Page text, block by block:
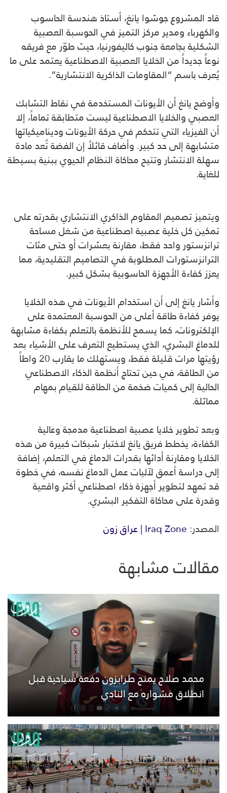
قاد المشروع جوشوا يانغ، أستاذ هندسة الحاسوب
والكهرباء ومدير مركز التميز في الحوسبة العصبية
الشكلية بجامعة جنوب كاليفورنيا، حيث طوّر مع فريقه
نوعاً جديداً من الخلايا العصبية الاصطناعية يعتمد على ما
يُعرف باسم “المقاومات الذاكرية الانتشارية”.
وأوضح يانغ أن الأيونات المستخدمة في نقاط التشابك
العصبي والخلايا الاصطناعية ليست متطابقة تماماً، إلا
أن الفيزياء التي تتحكم في حركة الأيونات وديناميكياتها
متشابهة إلى حد كبير. وأضاف قائلاً إن الفضة تُعد مادة
سهلة الانتشار وتتيح محاكاة النظام الحيوي ببنية بسيطة
للغاية.
ويتميز تصميم المقاوم الذاكري الانتشاري بقدرته على
تمكين كل خلية عصبية اصطناعية من شغل مساحة
ترانزستور واحد فقط، مقارنة بعشرات أو حتى مئات
الترانزستورات المطلوبة في التصاميم التقليدية، مما
يعزز كفاءة الأجهزة الحاسوبية بشكل كبير.
وأشار يانغ إلى أن استخدام الأيونات في هذه الخلايا
يوفر كفاءة طاقة أعلى من الحوسبة المعتمدة على
الإلكترونات، كما يسمح للأنظمة بالتعلم بكفاءة مشابهة
للدماغ البشري، الذي يستطيع التعرف على الأشياء بعد
رؤيتها مرات قليلة فقط، ويستهلك ما يقارب 20 واطاً
من الطاقة، في حين تحتاج أنظمة الذكاء الاصطناعي
الحالية إلى كميات ضخمة من الطاقة للقيام بمهام
مماثلة.
وبعد تطوير خلايا عصبية اصطناعية مدمجة وعالية
الكفاءة، يخطط فريق يانغ لاختبار شبكات كبيرة من هذه
الخلايا ومقارنة أدائها بقدرات الدماغ في التعلم، إضافة
إلى دراسة أعمق لآليات عمل الدماغ نفسه، في خطوة
قد تمهد لتطوير أجهزة ذكاء اصطناعي أكثر واقعية
وقدرة على محاكاة التفكير البشري.
المصدر:Iraq Zone | عراق زون
مقالات مشابهة
محمد صلاح يمنح طرابزون دفعة سياحية قبل
انطلاق مشواره مع النادي